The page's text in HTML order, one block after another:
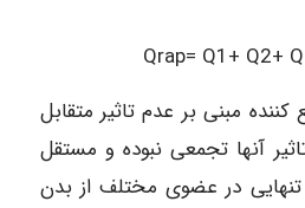
Qrap= Q1+ Q2+
مبنی بر عدم تاثیر متقابل
آنها تجمعی نبوده و مستقل
در عضوی مختلف از بدن